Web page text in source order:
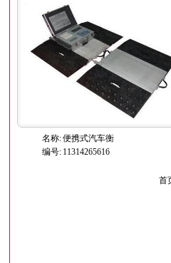
名称:便携式汽车衡
编号: 11314265616
首